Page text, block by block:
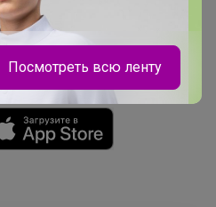
Посмотреть всю ленту